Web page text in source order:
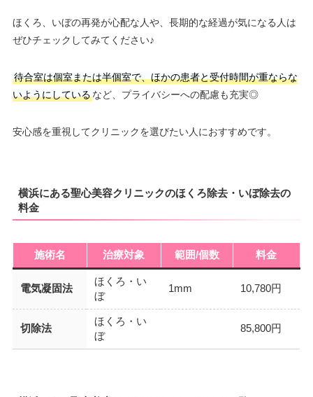
ほくろ、いぼの再発が心配な人や、長期的な経過が気になる人は
ぜひチェックしてみてください♪
待合室は個室または半個室で、ほかの患者と受付時間が重ならな
いようにしているなど、プライバシーへの配慮も充実◎
安心感を重視してクリニックを選びたい人におすすめです。
横浜にある聖心美容クリニックのほくろ除去・いぼ除去の
料金
施術名 治療対象 範囲/個数 料金
電気凝固法
ほくろ・い
ぼ
1mm 10,780円
切除法
ほくろ・い
ぼ
85,800円